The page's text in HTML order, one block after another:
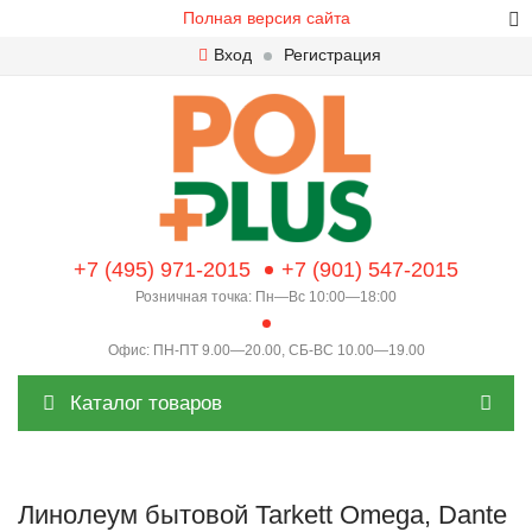
Полная версия сайта
Вход
Регистрация
+7 (495) 971-2015 +7 (901) 547-2015
Розничная точка: Пн—Вс 10:00—18:00
Офис: ПН-ПТ 9.00—20.00, СБ-ВС 10.00—19.00
Каталог товаров
Линолеум бытовой Tarkett Omega, Dante